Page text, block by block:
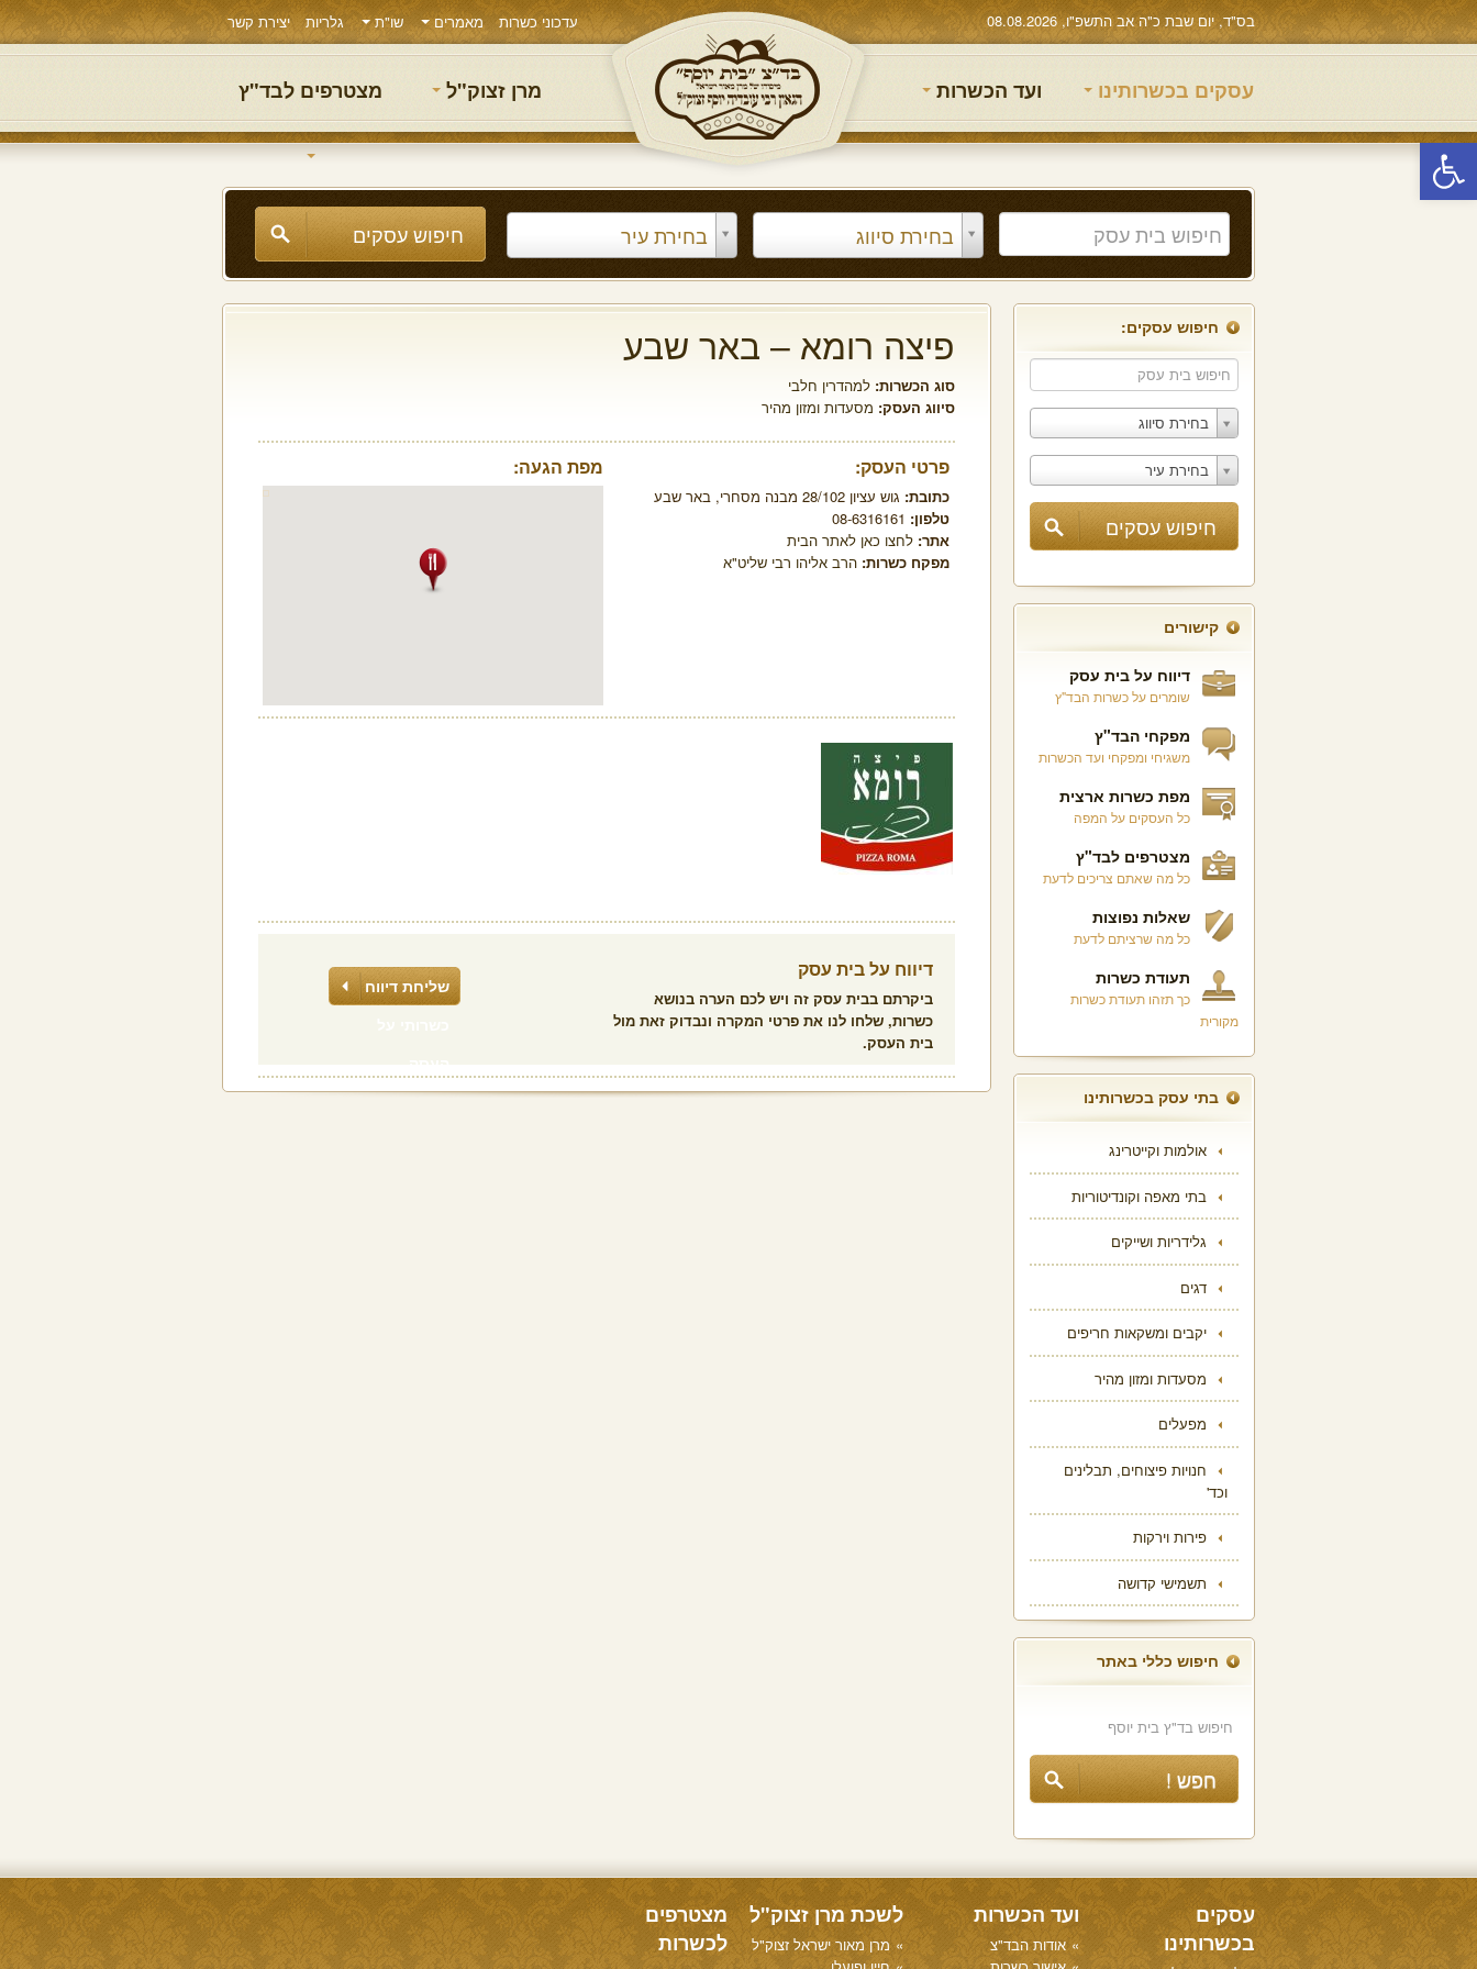
פתח סרגל נגישות
בס"ד, יום שבת כ"ה אב התשפ"ו, 08.08.2026 עדכוני כשרות מאמרים שו"ת גלריות יצירת קשר
עסקים בכשרותינו ועד הכשרות מרן זצוק"ל מצטרפים לבד"ץ
בחירת סיווג בחירת עיר
חיפוש עסקים:
בחירת סיווג
בחירת עיר
קישורים
דיווח על בית עסק
שומרים על כשרות הבד"ץ
מפקחי הבד"ץ
משגיחי ומפקחי ועד הכשרות
מפת כשרות ארצית
כל העסקים על המפה
מצטרפים לבד"ץ
כל מה שאתם צריכים לדעת
שאלות נפוצות
כל מה שרציתם לדעת
תעודת כשרות
כך תזהו תעודת כשרות
מקורית
בתי עסק בכשרותינו
אולמות וקייטרינג
בתי מאפה וקונדיטוריות
גלידריות ושייקים
דגים
יקבים ומשקאות חריפים
מסעדות ומזון מהיר
מפעלים
חנויות פיצוחים, תבלינים
וכד'
פירות וירקות
תשמישי קדושה
חיפוש כללי באתר
פיצה רומא – באר שבע
סוג הכשרות: למהדרין חלבי
סיווג העסק: מסעדות ומזון מהיר
פרטי העסק:
כתובת: גוש עציון 28/102 מבנה מסחרי, באר שבע
טלפון: 08-6316161
אתר: לחצו כאן לאתר הבית
מפקח כשרות: הרב אליהו רבי שליט"א
מפת הגעה:
דיווח על בית עסק
ביקרתם בבית עסק זה ויש לכם הערה בנושא
כשרות, שלחו לנו את פרטי המקרה ונבדוק זאת מול
בית העסק.
שליחת דיווח
עסקים
בכשרותינו
ועד הכשרות
אודות הבד"צ
לשכת מרן זצוק"ל
מרן מאור ישראל זצוק"ל
מצטרפים
לכשרות